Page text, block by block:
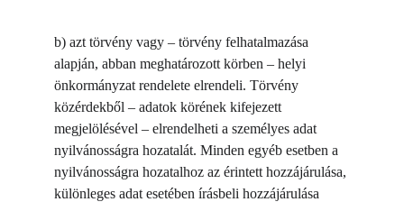
b) azt törvény vagy – törvény felhatalmazása
alapján, abban meghatározott körben – helyi
önkormányzat rendelete elrendeli. Törvény
közérdekből – adatok körének kifejezett
megjelölésével – elrendelheti a személyes adat
nyilvánosságra hozatalát. Minden egyéb esetben a
nyilvánosságra hozatalhoz az érintett hozzájárulása,
különleges adat esetében írásbeli hozzájárulása